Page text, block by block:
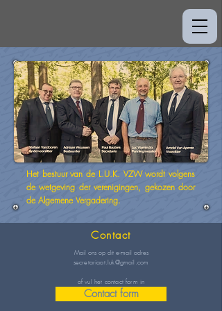
Het bestuur van de L.U.K. VZW wordt volgens
de wetgeving der verenigingen, gekozen door
de Algemene Vergadering.
Contact
Mail ons op dit e-mail adres
secretariaat.luk@gmail.com
of vul het contact form in
Contact form